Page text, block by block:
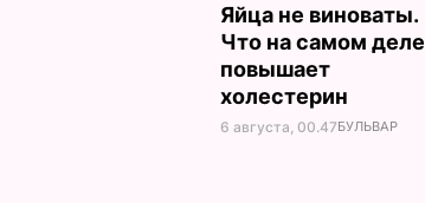
Яйца не виноваты.
Что на самом деле
повышает
холестерин
6 августа, 00.47БУЛЬВАР